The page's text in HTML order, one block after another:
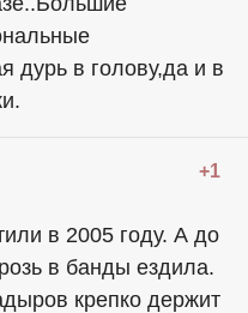
дурь в голову,да и в
+1
в 2005 году. А до
в банды ездила.
крепко держит